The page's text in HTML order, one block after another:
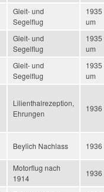
Gleit- und
Segelflug
1935
um
Gleit- und
Segelflug
1935
um
Gleit- und
Segelflug
1935
um
Lilienthalrezeption,
Ehrungen
1936
Beylich Nachlass 1936
Motorflug nach
1914
1936